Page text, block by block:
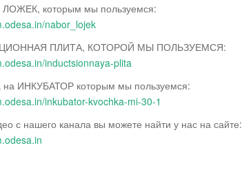
которым мы пользуемся:
nabor_lojek
ПЛИТА, КОТОРОЙ МЫ ПОЛЬЗУЕМСЯ:
inductsionnaya-plita
на ИНКУБАТОР которым мы пользуемся:
inkubator-kvochka-mi-30-1
с нашего канала вы можете найти у нас на сайте: